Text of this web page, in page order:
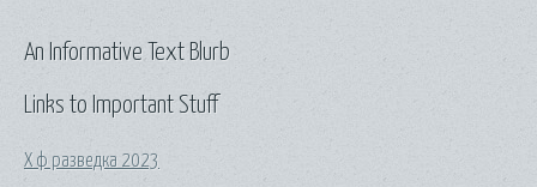
Links to Important Stuff
Х ф разведка 2023
An Informative Text Blurb